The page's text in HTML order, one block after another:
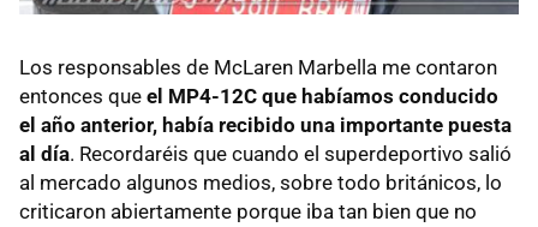
Los responsables de McLaren Marbella me contaron
entonces que el MP4-12C que habíamos conducido
el año anterior, había recibido una importante puesta
al día. Recordaréis que cuando el superdeportivo salió
al mercado algunos medios, sobre todo británicos, lo
criticaron abiertamente porque iba tan bien que no